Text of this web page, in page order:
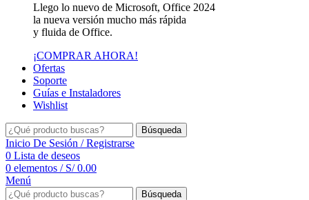
Llego lo nuevo de Microsoft, Office 2024
la nueva versión mucho más rápida
y fluida de Office.
¡COMPRAR AHORA!
Ofertas
Soporte
Guías e Instaladores
Wishlist
Búsqueda
Inicio De Sesión / Registrarse
0 Lista de deseos
0 elementos / S/0.00
Menú
Búsqueda